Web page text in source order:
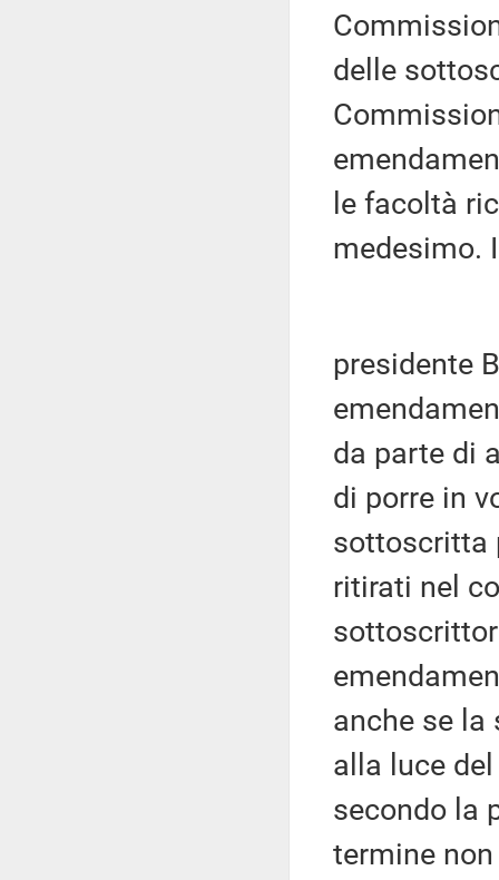
delle
le facoltà
medesimo.
presidente
da parte di
di porre in
sottoscritta
ritirati nel
anche se la
alla luce
secondo la
termine